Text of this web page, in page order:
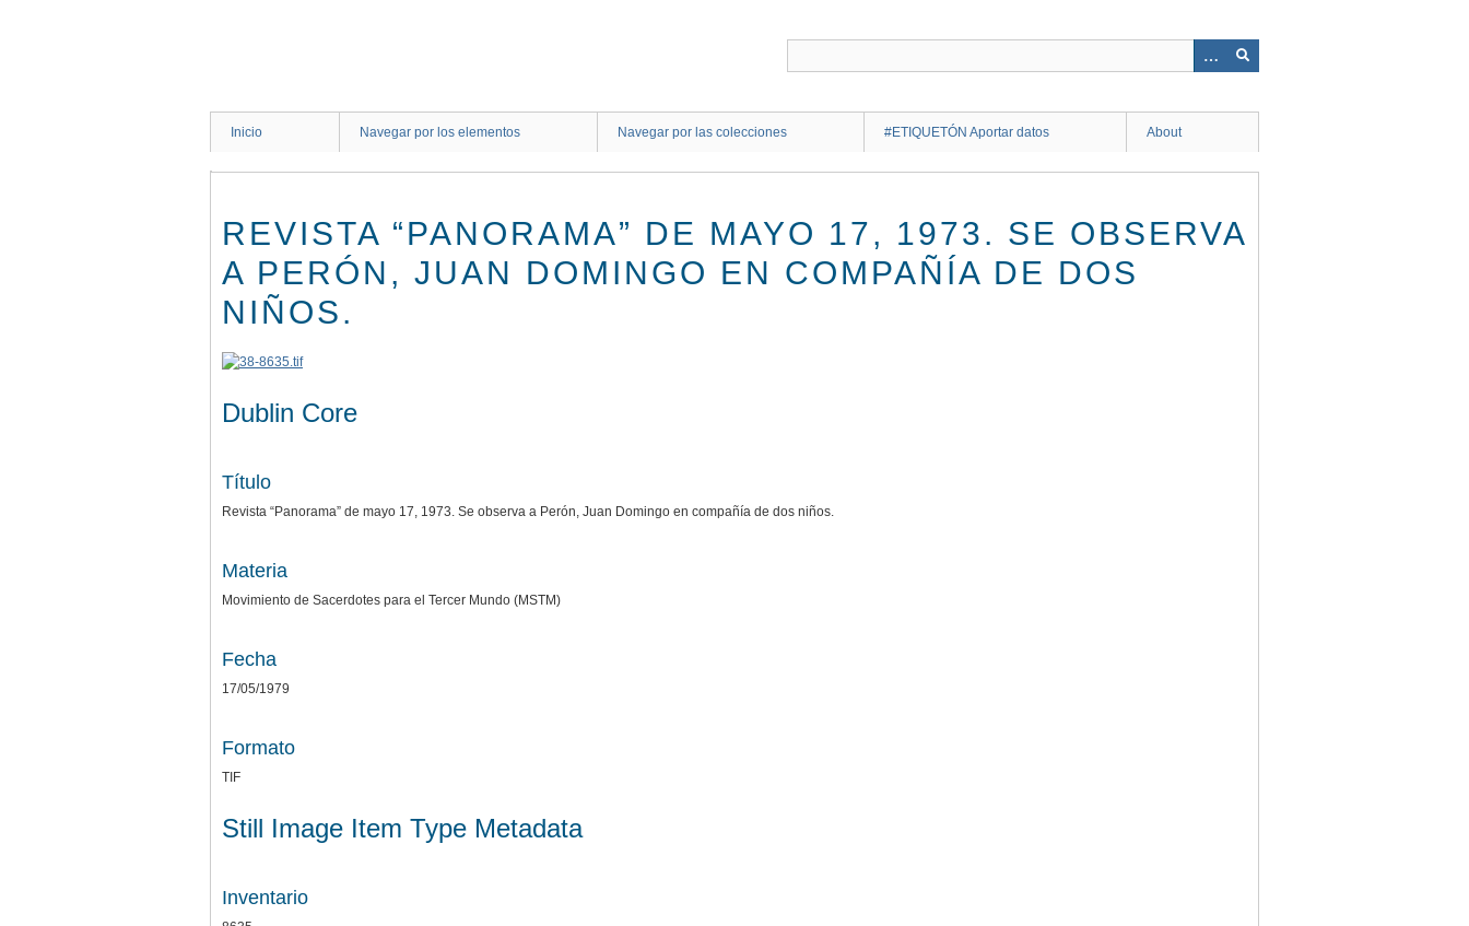
Inicio Navegar por los elementos Navegar por las colecciones #ETIQUETÓN Aportar datos About
REVISTA “PANORAMA” DE MAYO 17, 1973. SE OBSERVA
A PERÓN, JUAN DOMINGO EN COMPAÑÍA DE DOS
NIÑOS.
Dublin Core
Título
Revista “Panorama” de mayo 17, 1973. Se observa a Perón, Juan Domingo en compañía de dos niños.
Materia
Movimiento de Sacerdotes para el Tercer Mundo (MSTM)
Fecha
17/05/1979
Formato
TIF
Still Image Item Type Metadata
Inventario